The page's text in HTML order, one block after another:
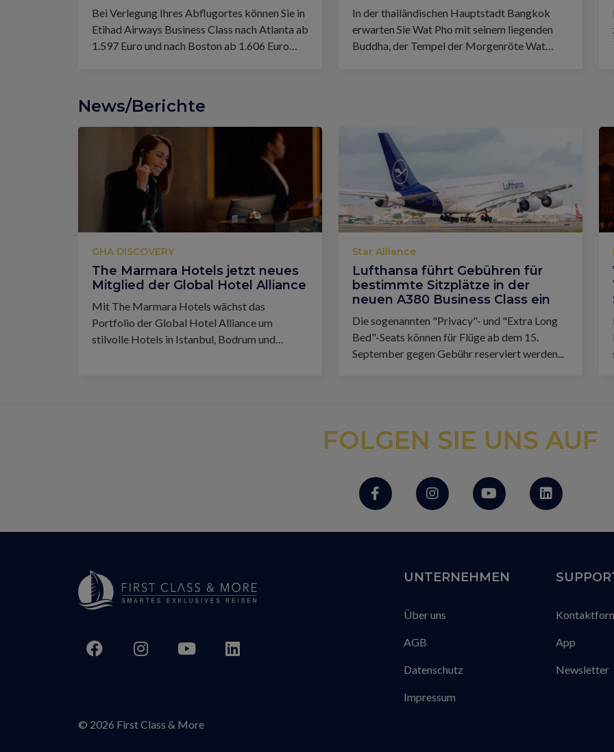
Bei Verlegung Ihres Abflugortes können Sie in
Etihad Airways Business Class nach Atlanta ab
1.597 Euro und nach Boston ab 1.606 Euro
In der thailändischen Hauptstadt Bangkok
erwarten Sie Wat Pho mit seinem liegenden
Buddha, der Tempel der Morgenröte Wat
News/Berichte
GHA DISCOVERY
The Marmara Hotels jetzt neues
Mitglied der Global Hotel Alliance
Mit The Marmara Hotels wächst das
Portfolio der Global Hotel Alliance um
stilvolle Hotels in Istanbul, Bodrum und
Star Alliance
Lufthansa führt Gebühren für
bestimmte Sitzplätze in der
neuen A380 Business Class ein
Die sogenannten "Privacy"- und "Extra Long
Bed"-Seats können für Flüge ab dem 15.
September gegen Gebühr reserviert werden...
FOLGEN SIE UNS AUF
UNTERNEHMEN
Über uns
AGB
Datenschutz
Impressum
App
Newsletter
© 2026 First Class & More